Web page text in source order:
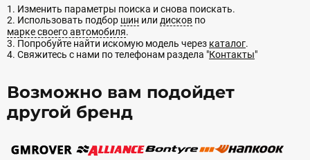
1. Изменить параметры поиска и снова поискать.
2. Использовать подбор шин или дисков по
марке своего автомобиля.
3. Попробуйте найти искомую модель через каталог.
4. Свяжитесь с нами по телефонам раздела "Контакты"
Возможно вам подойдет
другой бренд